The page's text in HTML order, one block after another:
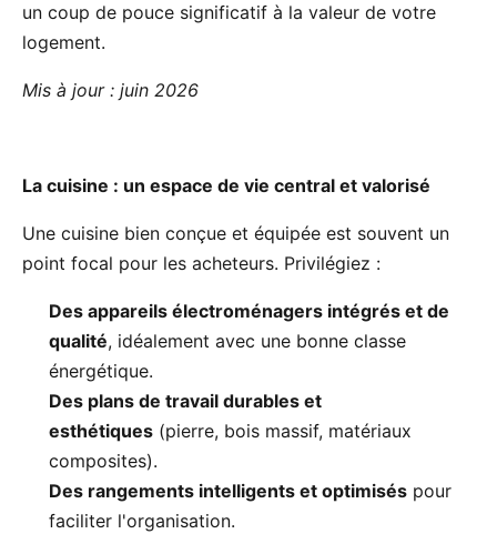
un coup de pouce significatif à la valeur de votre
logement.
Mis à jour : juin 2026
La cuisine : un espace de vie central et valorisé
Une cuisine bien conçue et équipée est souvent un
point focal pour les acheteurs. Privilégiez :
Des appareils électroménagers intégrés et de
qualité, idéalement avec une bonne classe
énergétique.
Des plans de travail durables et
esthétiques (pierre, bois massif, matériaux
composites).
Des rangements intelligents et optimisés pour
faciliter l'organisation.